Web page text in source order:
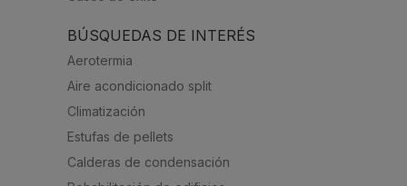
BÚSQUEDAS DE INTERÉS
Aerotermia
Aire acondicionado split
Climatización
Estufas de pellets
Calderas de condensación